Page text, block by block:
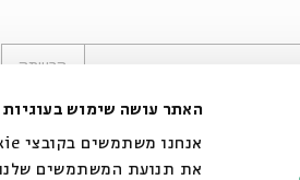
האתר עושה שימוש בעוגיות
את תנועת המשתמשים
הרשמה